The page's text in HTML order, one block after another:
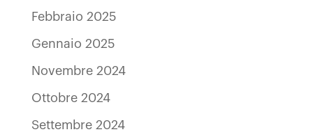
Febbraio 2025
Gennaio 2025
Novembre 2024
Ottobre 2024
Settembre 2024